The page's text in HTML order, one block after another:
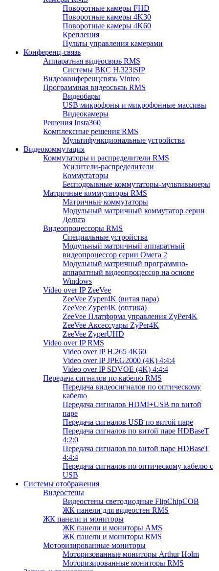
Поворотные камеры FHD
Поворотные камеры 4K30
Поворотные камеры 4K60
Крепления
Пульты управления камерами
Конференц-связь
Аппаратная видеосвязь RMS
Системы ВКС H.323|SIP
Видеоконференцсвязь Vinteo
Программная видеосвязь RMS
Видеобары
USB микрофоны и микрофонные массивы
Видеокамеры
Решения Insta360
Комплексные решения RMS
Мультифункциональные устройства
Видеокоммутация
Коммутаторы и распределители RMS
Усилители-распределители
Коммутаторы
Бесподрывные коммутаторы-мультивьюеры
Матричные коммутаторы RMS
Матричные коммутаторы
Модульный матричный коммутатор серии
Дельта
Видеопроцессоры RMS
Специальные устройства
Модульный матричный аппаратный
видеопроцессор серии Омега 2
Модульный матричный программно-
аппаратный видеопроцессор на основе
Windows
Video over IP ZeeVee
ZeeVee Zyper4K (витая пара)
ZeeVee Zyper4K (оптика)
ZeeVee Платформа управления ZyPer4K
ZeeVee Аксессуары ZyPer4K
ZeeVee ZyperUHD
Video over IP RMS
Video over IP H.265 4K60
Video over IP JPEG2000 (4K) 4:4:4
Video over IP SDVOE (4K) 4:4:4
Передача сигналов по кабелю RMS
Передача видеосигналов по оптическому
кабелю
Передача сигналов HDMI+USB по витой
паре
Передача сигналов USB по витой паре
Передача сигналов по витой паре HDBaseT
4:2:0
Передача сигналов по витой паре HDBaseT
4:4:4
Передача сигналов по оптическому кабелю с
USB
Системы отображения
Видеостены
Видеостены светодиодные FlipChipCOB
ЖК панели для видеостен RMS
ЖК панели и мониторы
ЖК панели и мониторы AMS
ЖК панели и мониторы RMS
Моторизированные мониторы
Моторизованные мониторы Arthur Holm
Моторизированные мониторы RMS